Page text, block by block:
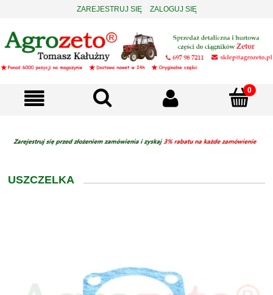
ZAREJESTRUJ SIĘ ZALOGUJ SIĘ
USZCZELKA